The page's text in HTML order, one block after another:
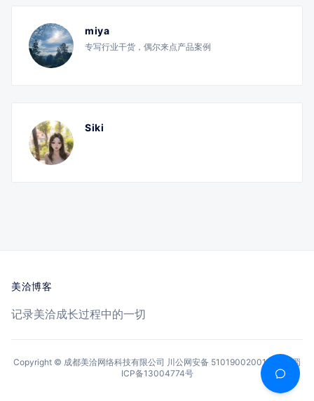
miya
专写行业干货，偶尔来点产品案例
Siki
美洽博客
记录美洽成长过程中的一切
Copyright © 成都美洽网络科技有限公司 川公网安备 51019002001144号
蜀
ICP备13004774号